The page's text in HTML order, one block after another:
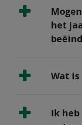
het
Wat
Ik